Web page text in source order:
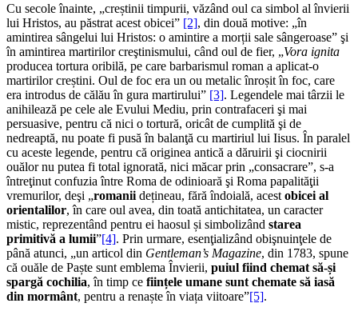
Cu secole înainte, „creștinii timpurii, văzând oul ca simbol al învierii
lui Hristos, au păstrat acest obicei” [2], din două motive: „în
amintirea sângelui lui Hristos: o amintire a morții sale sângeroase” şi
în amintirea martirilor creştinismului, când oul de fier, „Vora ignita
producea tortura oribilă, pe care barbarismul roman a aplicat-o
martirilor creștini. Oul de foc era un ou metalic înroșit în foc, care
era introdus de călău în gura martirului” [3]. Legendele mai târzii le
anihilează pe cele ale Evului Mediu, prin contrafaceri şi mai
persuasive, pentru că nici o tortură, oricât de cumplită şi de
nedreaptă, nu poate fi pusă în balanţă cu martiriul lui Iisus. În paralel
cu aceste legende, pentru că originea antică a dăruirii şi ciocnirii
ouălor nu putea fi total ignorată, nici măcar prin „consacrare”, s-a
întreţinut confuzia între Roma de odinioară şi Roma papalităţii
vremurilor, deşi „romanii dețineau, fără îndoială, acest obicei al
orientalilor, în care oul avea, din toată antichitatea, un caracter
mistic, reprezentând pentru ei haosul și simbolizând starea
primitivă a lumii”[4]. Prin urmare, esenţializând obişnuinţele de
până atunci, „un articol din Gentleman’s Magazine, din 1783, spune
că ouăle de Paște sunt emblema Învierii, puiul fiind chemat să-și
spargă cochilia, în timp ce ființele umane sunt chemate să iasă
din mormânt, pentru a renaște în viața viitoare”[5].